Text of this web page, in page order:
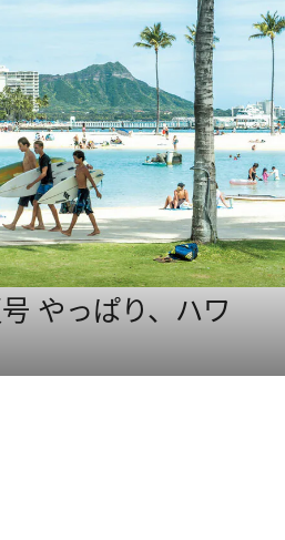
やっぱり、ハワ